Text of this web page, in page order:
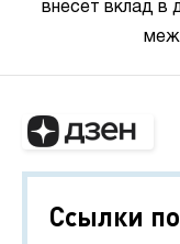
внесет вклад в
Ссылки